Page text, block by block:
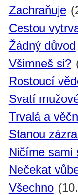
Zachraňuje
Cestou
Žádný důvod
Všimneš si?
Rostoucí
Svatí
Trvalá a
Stanou
Ničíme sami
Nečekat
Všechno